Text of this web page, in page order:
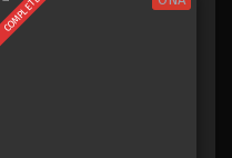
COMPLETED